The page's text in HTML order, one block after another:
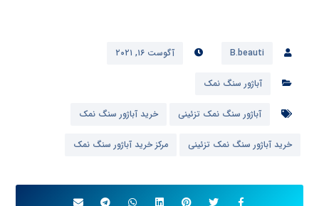
B.beauti آگوست ۱۶, ۲۰۲۱
آباژور سنگ نمک
آباژور سنگ نمک تزئینی خرید آباژور سنگ نمک
خرید آباژور سنگ نمک تزئینی مرکز خرید آباژور سنگ نمک